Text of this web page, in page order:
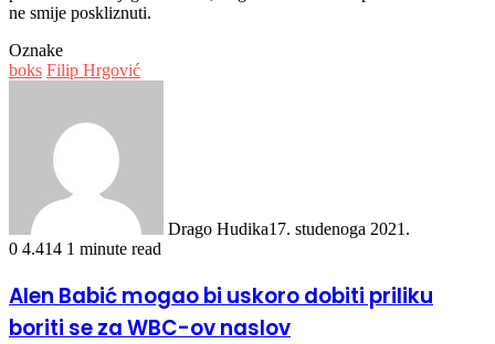
ne smije poskliznuti.
Oznake
boks Filip Hrgović
Drago Hudika17. studenoga 2021.
0 4.414 1 minute read
Alen Babić mogao bi uskoro dobiti priliku
boriti se za WBC-ov naslov